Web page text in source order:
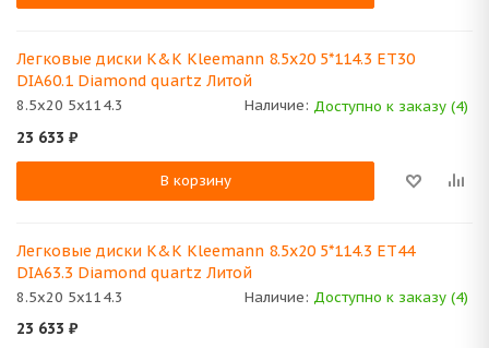
Легковые диски K&K Kleemann 8.5x20 5*114.3 ET30
DIA60.1 Diamond quartz Литой
8.5x20 5x114.3 Наличие: Доступно к заказу (4)
23 633 ₽
В корзину
Легковые диски K&K Kleemann 8.5x20 5*114.3 ET44
DIA63.3 Diamond quartz Литой
8.5x20 5x114.3 Наличие: Доступно к заказу (4)
23 633 ₽